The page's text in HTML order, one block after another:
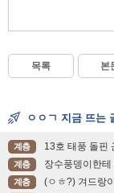
목록 본
ㅇㅇㄱ 지금 뜨는
계층 13호 태풍 돌핀
계층 장수풍뎅이한
계층 (ㅇㅎ?) 겨드랑